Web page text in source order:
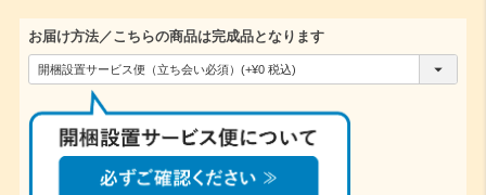
お届け方法／こちらの商品は完成品となります